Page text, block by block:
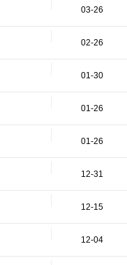
03-26
02-26
01-30
01-26
01-26
12-31
12-15
12-04